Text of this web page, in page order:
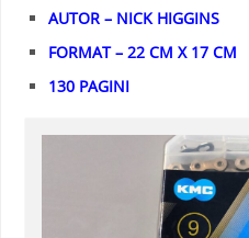
AUTOR – NICK HIGGINS
FORMAT – 22 CM X 17 CM
130 PAGINI